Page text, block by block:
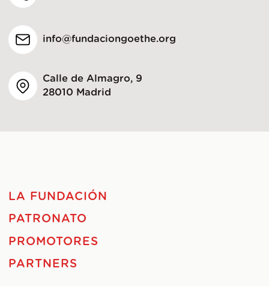
info@fundaciongoethe.org
Calle de Almagro, 9
28010 Madrid
LA FUNDACIÓN
PATRONATO
PROMOTORES
PARTNERS